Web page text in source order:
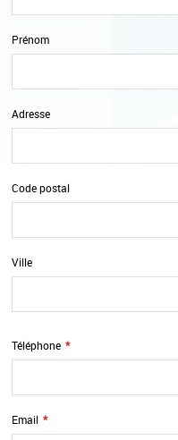
Prénom
Adresse
Code postal
Ville
Téléphone *
Email *